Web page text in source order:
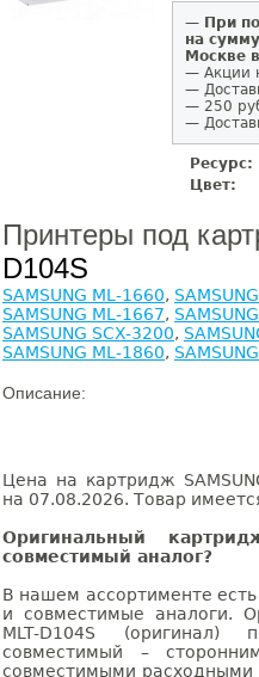
— При
на
Москве
— Акции
—
— 250
—
Ресурс:
Цвет:
Принтеры под
D104S
SAMSUNG ML-1660,
SAMSUNG ML-1667,
SAMSUNG SCX-3200,
SAMSUNG ML-1860,
Описание:
Цена на картридж
на 07.08.2026. Товар
Оригинальный
совместимый аналог?
В нашем ассортименте
и совместимые аналоги.
MLT-D104S (оригинал)
совместимый –
совместимыми расходными